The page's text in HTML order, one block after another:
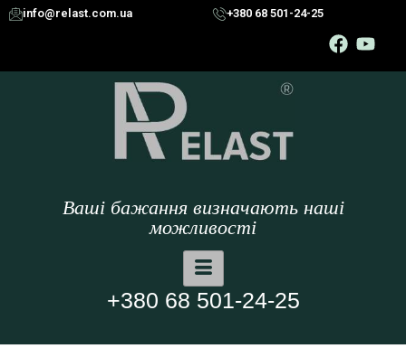
info@relast.com.ua +380 68 501-24-25
Ваші бажання визначають наші
можливості
+380 68 501-24-25